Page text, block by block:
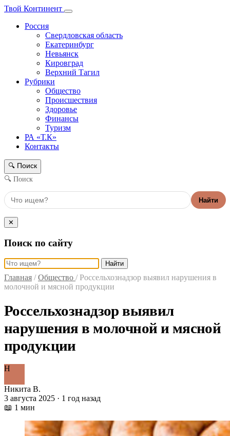
Твой Континент
Россия
Свердловская область
Екатеринбург
Невьянск
Кировград
Верхний Тагил
Рубрики
Общество
Происшествия
Здоровье
Финансы
Туризм
РА «Т.К»
Контакты
🔍 Поиск
🔍 Поиск
Найти
✕
Поиск по сайту
Найти
Главная / Общество / Россельхознадзор выявил нарушения в
молочной и мясной продукции
Россельхознадзор выявил
нарушения в молочной и мясной
продукции
Н
Никита В.
3 августа 2025 · 1 год назад
📖 1 мин